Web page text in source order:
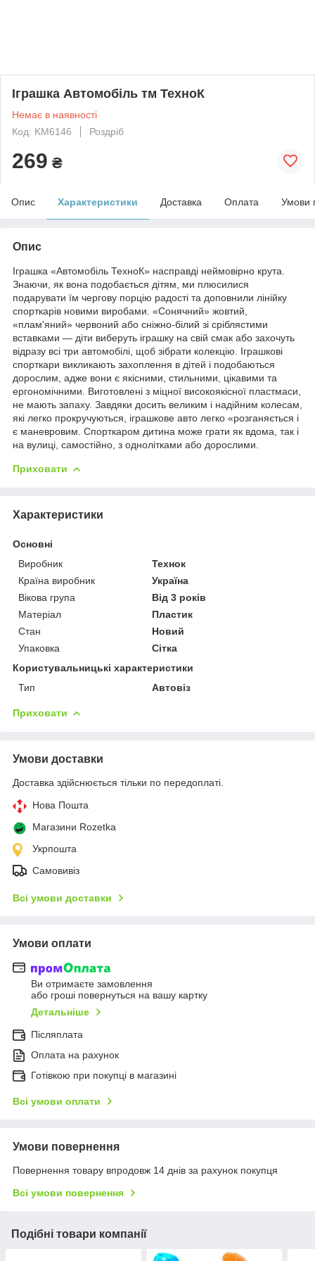
Іграшка Автомобіль тм ТехноК
Немає в наявності
Код: KM6146
Роздріб
269 ₴
Опис Характеристики Доставка Оплата Умови
Опис
Іграшка «Автомобіль ТехноК» насправді неймовірно крута.
Знаючи, як вона подобається дітям, ми плюсилися
подарувати їм чергову порцію радості та доповнили лінійку
спорткарів новими виробами. «Сонячний» жовтий,
«плам'яний» червоний або сніжно-білий зі сріблястими
вставками — діти виберуть іграшку на свій смак або захочуть
відразу всі три автомобілі, щоб зібрати колекцію. Іграшкові
спорткари викликають захоплення в дітей і подобаються
дорослим, адже вони є якісними, стильними, цікавими та
ергономічними. Виготовлені з міцної високоякісної пластмаси,
не мають запаху. Завдяки досить великим і надійним колесам,
які легко прокручуються, іграшкове авто легко «розганяється і
є маневровим. Спорткаром дитина може грати як вдома, так і
на вулиці, самостійно, з однолітками або дорослими.
Приховати
Характеристики
Основні
Виробник
Технок
Країна виробник
Україна
Вікова група
Від 3 років
Матеріал
Пластик
Стан
Новий
Упаковка
Сітка
Користувальницькі характеристики
Тип
Автовіз
Приховати
Умови доставки
Доставка здійснюється тільки по передоплаті.
Нова Пошта
Магазини Rozetka
Укрпошта
Самовивіз
Всі умови доставки
Умови оплати
Ви отримаєте замовлення
або гроші повернуться на вашу картку
Детальніше
Післяплата
Оплата на рахунок
Готівкою при покупці в магазині
Всі умови оплати
Умови повернення
Повернення товару впродовж 14 днів за рахунок покупця
Всі умови повернення
Подібні товари компанії